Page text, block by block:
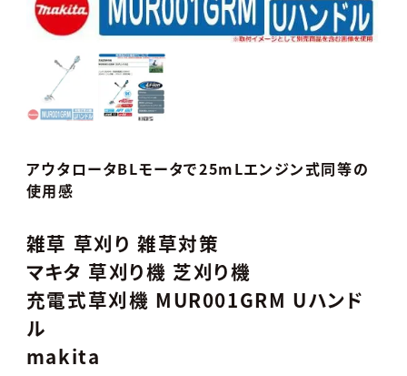
アウタロータBLモータで25mLエンジン式同等の
使用感
雑草 草刈り 雑草対策
マキタ 草刈り機 芝刈り機
充電式草刈機 MUR001GRM Uハンド
ル
makita